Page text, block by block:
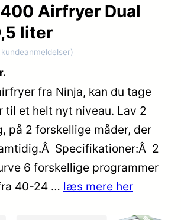
Airfryer Dual
liter
fra Ninja, kan du tage
til et helt nyt niveau. Lav 2
på 2 forskellige måder, der
Specifikationer:Â 2
6 forskellige programmer
40-24 … læs mere her